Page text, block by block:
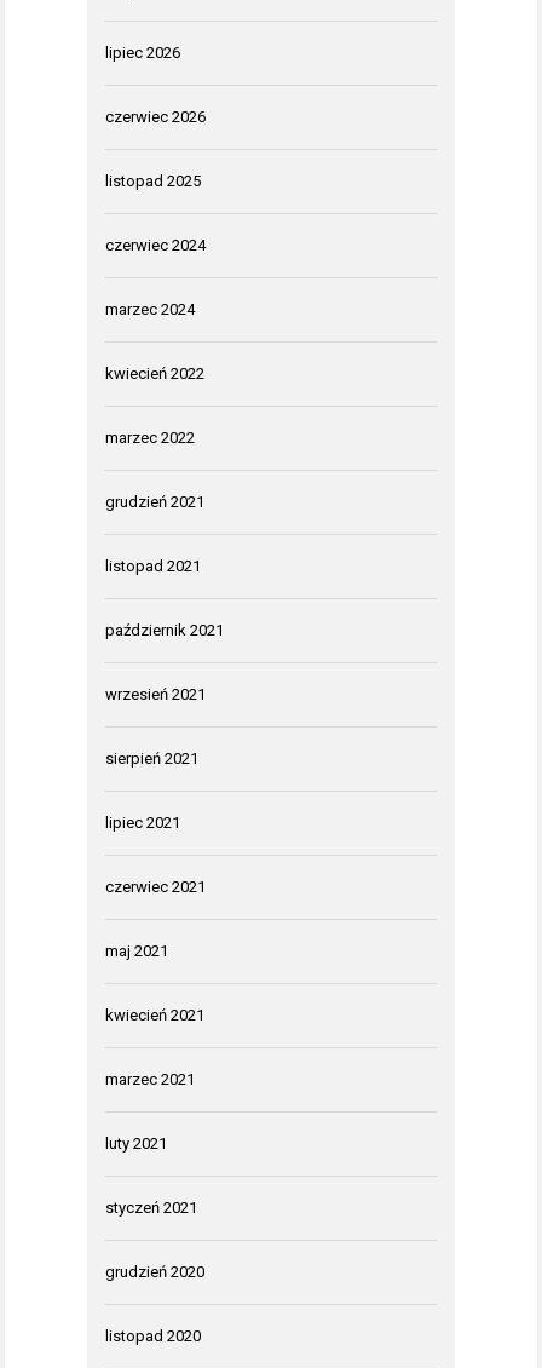
lipiec 2026
czerwiec 2026
listopad 2025
czerwiec 2024
marzec 2024
kwiecień 2022
marzec 2022
grudzień 2021
listopad 2021
październik 2021
wrzesień 2021
sierpień 2021
lipiec 2021
czerwiec 2021
maj 2021
kwiecień 2021
marzec 2021
luty 2021
styczeń 2021
grudzień 2020
listopad 2020